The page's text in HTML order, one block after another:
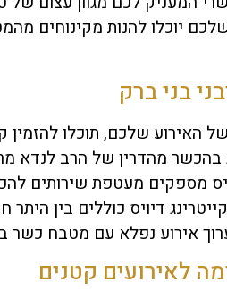
יוכלו להנות מקינוחים
בני ברק
שלכם, תוכלו להזמין
בהכשר מהדרין של הרב לנדא
מספקים מעטפת שירותים
דיויס כוללים בין
אירוע נפלא עם מטבח כשר
לאירועים קטנים